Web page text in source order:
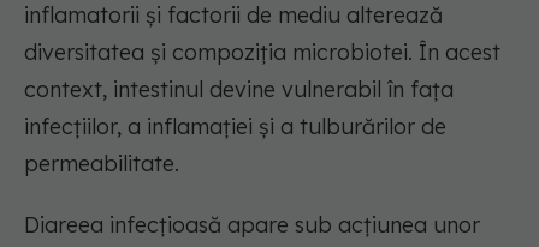
inflamatorii și factorii de mediu alterează
diversitatea și compoziția microbiotei. În acest
context, intestinul devine vulnerabil în fața
infecțiilor, a inflamației și a tulburărilor de
permeabilitate.
Diareea infecțioasă apare sub acțiunea unor